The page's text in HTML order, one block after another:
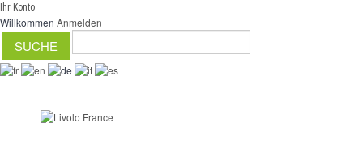
Ihr Konto
Willkommen Anmelden